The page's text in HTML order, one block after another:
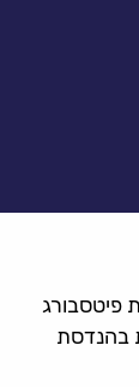
פיטסבורג
בהנדסת